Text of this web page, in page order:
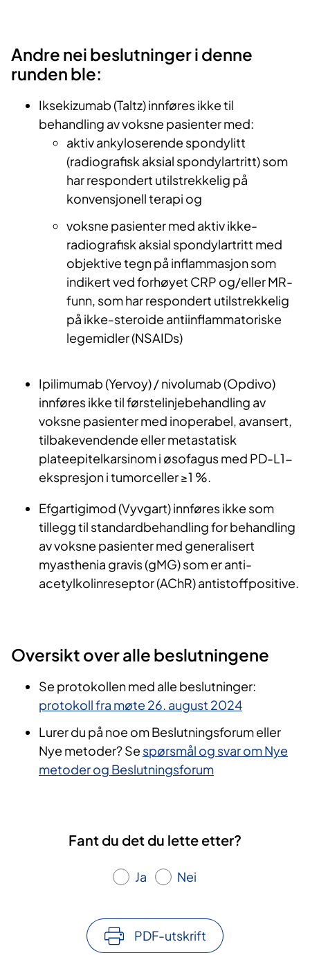
Andre nei beslutninger i denne
runden ble:
Iksekizumab (Taltz) innføres ikke til
behandling av voksne pasienter med:
aktiv ankyloserende spondylitt
(radiografisk aksial spondylartritt) som
har respondert utilstrekkelig på
konvensjonell terapi og
voksne pasienter med aktiv ikke-
radiografisk aksial spondylartritt med
objektive tegn på inflammasjon som
indikert ved forhøyet CRP og/eller MR-
funn, som har respondert utilstrekkelig
på ikke-steroide antiinflammatoriske
legemidler (NSAIDs)
Ipilimumab (Yervoy) / nivolumab (Opdivo)
innføres ikke til førstelinjebehandling av
voksne pasienter med inoperabel, avansert,
tilbakevendende eller metastatisk
plateepitelkarsinom i øsofagus med PD-L1-
ekspresjon i tumorceller ≥1 %.
Efgartigimod (Vyvgart) innføres ikke som
tillegg til standardbehandling for behandling
av voksne pasienter med generalisert
myasthenia gravis (gMG) som er anti-
acetylkolinreseptor (AChR) antistoffpositive.
Oversikt over alle beslutningene
Se protokollen med alle beslutninger:
protokoll fra møte 26. august 2024
Lurer du på noe om Beslutningsforum eller
Nye metoder? Se spørsmål og svar om Nye
metoder og Beslutningsforum
Fant du det du lette etter?
Ja Nei
PDF-utskrift